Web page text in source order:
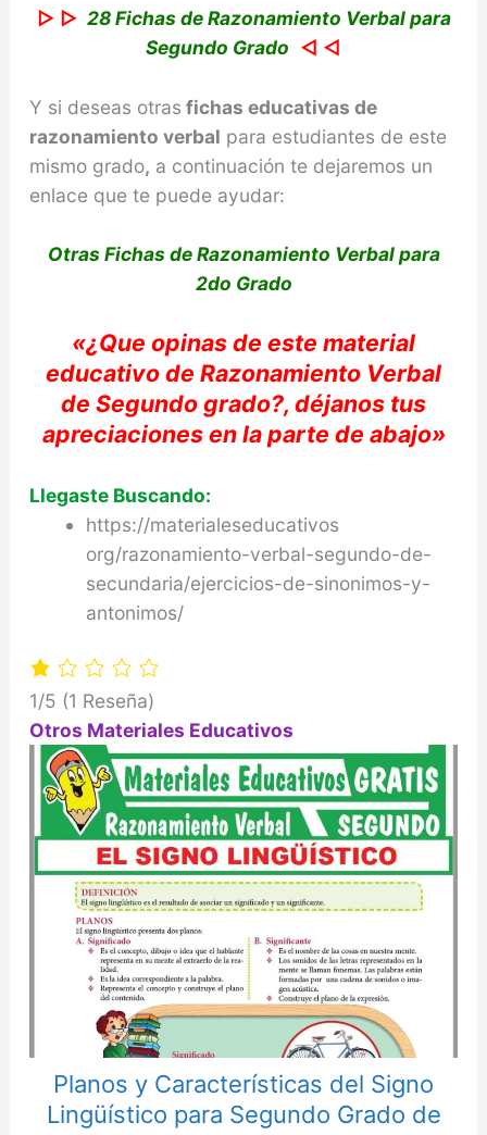
▷ ▷ 28 Fichas de Razonamiento Verbal para
Segundo Grado ◁ ◁
Y si deseas otras fichas educativas de
razonamiento verbal para estudiantes de este
mismo grado, a continuación te dejaremos un
enlace que te puede ayudar:
Otras Fichas de Razonamiento Verbal para
2do Grado
«¿Que opinas de este material
educativo de Razonamiento Verbal
de Segundogrado?, déjanos tus
apreciacionesen la parte de abajo»
Llegaste Buscando:
https://materialeseducativos
org/razonamiento-verbal-segundo-de-
secundaria/ejercicios-de-sinonimos-y-
antonimos/
1/5 (1 Reseña)
Otros Materiales Educativos
Planos y Características del Signo
Lingüístico para Segundo Grado de